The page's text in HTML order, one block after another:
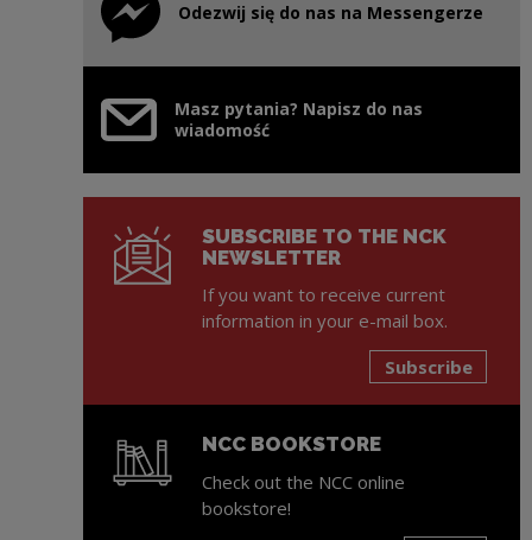
Odezwij się do nas na Messengerze
Note, the link will open in a new window
Masz pytania? Napisz do nas
wiadomość
SUBSCRIBE TO THE NCK
NEWSLETTER
If you want to receive current
information in your e-mail box.
Subscribe
NCC BOOKSTORE
Check out the NCC online
bookstore!